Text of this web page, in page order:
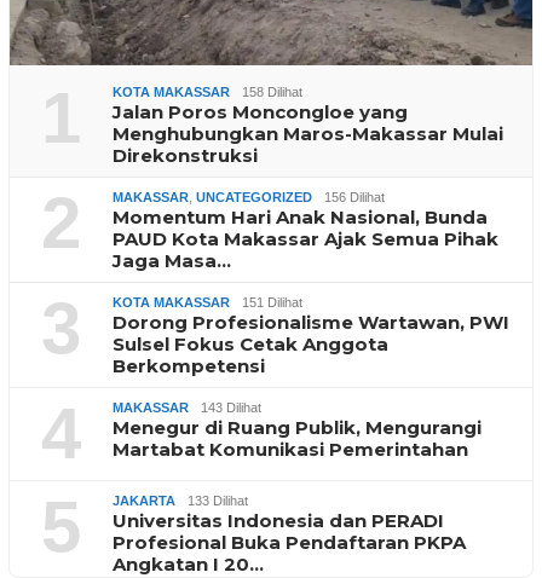
1 KOTA MAKASSAR 158 Dilihat
Jalan Poros Moncongloe yang
Menghubungkan Maros-Makassar Mulai
Direkonstruksi
2 MAKASSAR UNCATEGORIZED 156 Dilihat
Momentum Hari Anak Nasional, Bunda
PAUD Kota Makassar Ajak Semua Pihak
Jaga Masa…
3 KOTA MAKASSAR 151 Dilihat
Dorong Profesionalisme Wartawan, PWI
Sulsel Fokus Cetak Anggota
Berkompetensi
4 MAKASSAR 143 Dilihat
Menegur di Ruang Publik, Mengurangi
Martabat Komunikasi Pemerintahan
5 JAKARTA 133 Dilihat
Universitas Indonesia dan PERADI
Profesional Buka Pendaftaran PKPA
Angkatan I 20…